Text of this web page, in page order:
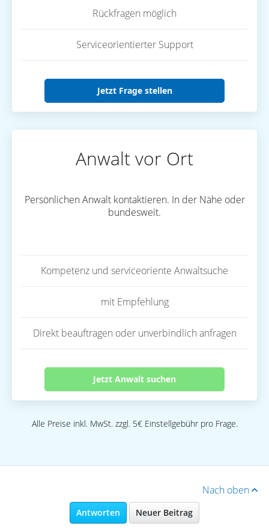
Rückfragen möglich
Serviceorientierter Support
Jetzt Frage stellen
Anwalt vor Ort
Persönlichen Anwalt kontaktieren. In der Nähe oder
bundesweit.
Kompetenz und serviceoriente Anwaltsuche
mit Empfehlung
Direkt beauftragen oder unverbindlich anfragen
Jetzt Anwalt suchen
Alle Preise inkl. MwSt. zzgl. 5€ Einstellgebühr pro Frage.
Nach oben
Antworten Neuer Beitrag